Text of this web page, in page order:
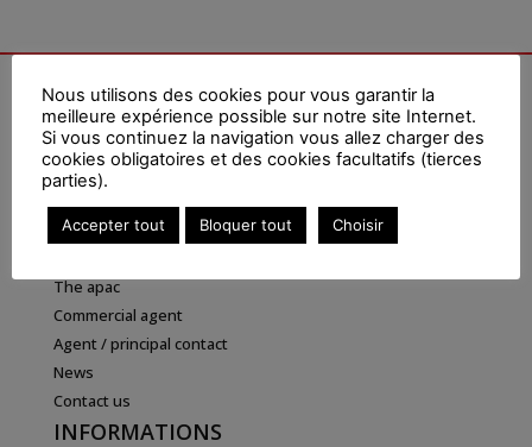
SITE MAP
The apac
Commercial agent
Agent / principal contact
News
Contact us
INFORMATIONS
Nous utilisons des cookies pour vous garantir la
meilleure expérience possible sur notre site Internet.
Si vous continuez la navigation vous allez charger des
cookies obligatoires et des cookies facultatifs (tierces
parties).
Accepter tout Bloquer tout Choisir